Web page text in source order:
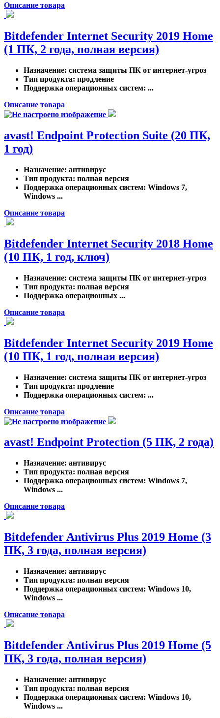
Описание товара
Bitdefender Internet Security 2019 Home
(1 ПК, 2 года, полная версия)
Назначение: система защиты ПК от интернет-угроз
Тип продукта: продление
Поддержка операционных систем: ...
Описание товара
avast! Endpoint Protection Suite (20 ПК,
1 год)
Назначение: антивирус
Тип продукта: полная версия
Поддержка операционных систем: Windows 7,
Windows ...
Описание товара
Bitdefender Internet Security 2018 Home
(10 ПК, 1 год, ключ)
Назначение: система защиты ПК от интернет-угроз
Тип продукта: полная версия
Поддержка операционных ...
Описание товара
Bitdefender Internet Security 2019 Home
(10 ПК, 1 год, полная версия)
Назначение: система защиты ПК от интернет-угроз
Тип продукта: продление
Поддержка операционных систем: ...
Описание товара
avast! Endpoint Protection (5 ПК, 2 года)
Назначение: антивирус
Тип продукта: полная версия
Поддержка операционных систем: Windows 7,
Windows ...
Описание товара
Bitdefender Antivirus Plus 2019 Home (3
ПК, 3 года, полная версия)
Назначение: антивирус
Тип продукта: полная версия
Поддержка операционных систем: Windows 10,
Windows ...
Описание товара
Bitdefender Antivirus Plus 2019 Home (5
ПК, 3 года, полная версия)
Назначение: антивирус
Тип продукта: полная версия
Поддержка операционных систем: Windows 10,
Windows ...